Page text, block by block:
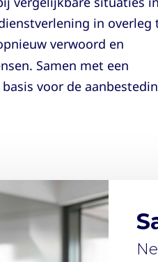
in overleg
verwoord en
Samen met een
voor de